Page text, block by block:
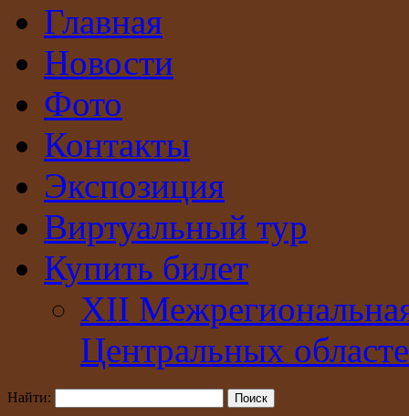
Главная
Новости
Фото
Контакты
Экспозиция
Виртуальный тур
Купить билет
XII
Центральных
Найти: